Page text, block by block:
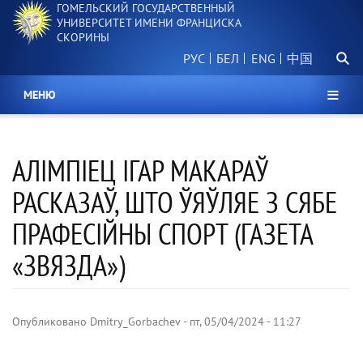
Перейти
основному
ГОМЕЛЬСКИЙ ГОСУДАРСТВЕННЫЙ
УНИВЕРСИТЕТ ИМЕНИ ФРАНЦИСКА
СКОРИНЫ
РУС БЕЛ 中国
МЕНЮ
АЛІМПІЕЦ ІГАР МАКАРАЎ
РАСКАЗАЎ, ШТО ЎЯЎЛЯЕ З СЯБЕ
ПРАФЕСІЙНЫ СПОРТ (ГАЗЕТА
«ЗВЯЗДА»)
Опубликовано Dmitry_Gorbachev- пт, 05/04/2024 - 11:27